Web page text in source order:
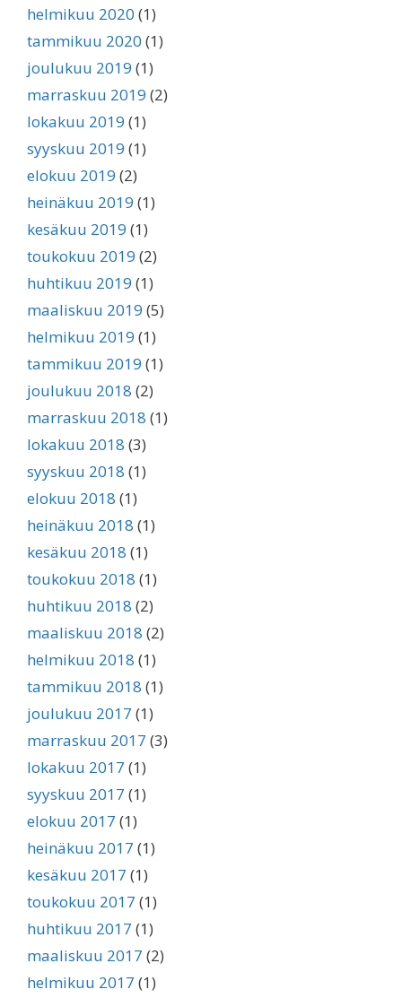
helmikuu 2020 (1)
tammikuu 2020 (1)
joulukuu 2019 (1)
marraskuu 2019 (2)
lokakuu 2019 (1)
syyskuu 2019 (1)
elokuu 2019 (2)
heinäkuu 2019 (1)
kesäkuu 2019 (1)
toukokuu 2019 (2)
huhtikuu 2019 (1)
maaliskuu 2019 (5)
helmikuu 2019 (1)
tammikuu 2019 (1)
joulukuu 2018 (2)
marraskuu 2018 (1)
lokakuu 2018 (3)
syyskuu 2018 (1)
elokuu 2018 (1)
heinäkuu 2018 (1)
kesäkuu 2018 (1)
toukokuu 2018 (1)
huhtikuu 2018 (2)
maaliskuu 2018 (2)
helmikuu 2018 (1)
tammikuu 2018 (1)
joulukuu 2017 (1)
marraskuu 2017 (3)
lokakuu 2017 (1)
syyskuu 2017 (1)
elokuu 2017 (1)
heinäkuu 2017 (1)
kesäkuu 2017 (1)
toukokuu 2017 (1)
huhtikuu 2017 (1)
maaliskuu 2017 (2)
helmikuu 2017 (1)